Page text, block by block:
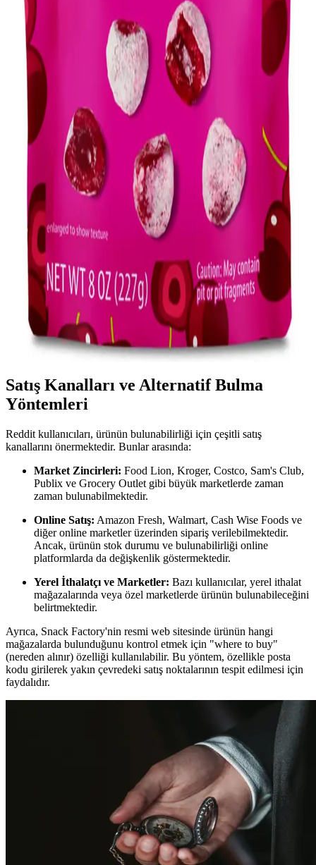
Kuruyemişler, dondurulmuş meyve-sebzeler ve vakumlu paketleme
gibi yöntemlerle gıdaların tazeliğini koruyarak bir ay boyunca
bozulmadan saklama yolları ve gıda israfını önleme stratejileri ele
alınmaktadır.
Soğutma ve Pişirme Gerektirmeyen Dayanıklı
Gıdalar ve Saklama Yöntemleri
Soğutma ve pişirme imkanı olmayan koşullarda dayanıklı gıdalar ve
uygun saklama yöntemleri beslenmeyi sürdürülebilir kılar.
Konserve, sert peynir, kurutulmuş et ve dayanıklı meyve-sebzeler
Tuzlu Cipslerin Tat, Tüketici Deneyimleri ve Sağlık
Üzerine Etkileri
Tuzlu cipsler, yoğun tuzlu tadı ve çıtır yapısıyla nostaljik bir değer
taşırken, farklı tüketim şekilleri ve yüksek tuz içeriği nedeniyle
hassas mideye sahiplerde sindirim sorunlarına yol açabilir.
Ekşi Kaplamalı Meyve Atıştırmalıkları: Tat
Deneyimleri ve Satın Alma Rehberi
Ekşi kaplamalı meyve atıştırmalıkları, farklı tat arayanlar için
alternatif sunuyor. Sertlik ve tat dengesi markadan markaya
değişirken, Walmart ve Target gibi mağazalarda bulunabiliyor.
Satış Kanalları ve Alternatif Bulma
Yöntemleri
Reddit kullanıcıları, ürünün bulunabilirliği için çeşitli satış
kanallarını önermektedir. Bunlar arasında:
Market Zincirleri: Food Lion, Kroger, Costco, Sam's Club,
Publix ve Grocery Outlet gibi büyük marketlerde zaman
zaman bulunabilmektedir.
Online Satış: Amazon Fresh, Walmart, Cash Wise Foods ve
diğer online marketler üzerinden sipariş verilebilmektedir.
Ancak, ürünün stok durumu ve bulunabilirliği online
platformlarda da değişkenlik göstermektedir.
Yerel İthalatçı ve Marketler: Bazı kullanıcılar, yerel ithalat
mağazalarında veya özel marketlerde ürünün bulunabileceğini
belirtmektedir.
Ayrıca, Snack Factory'nin resmi web sitesinde ürünün hangi
mağazalarda bulunduğunu kontrol etmek için "where to buy"
(nereden alınır) özelliği kullanılabilir. Bu yöntem, özellikle posta
kodu girilerek yakın çevredeki satış noktalarının tespit edilmesi için
faydalıdır.